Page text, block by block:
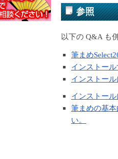
参照
以下の Q&A も
筆まめ
インストー
インストー
インストー
筆まめの基
い。